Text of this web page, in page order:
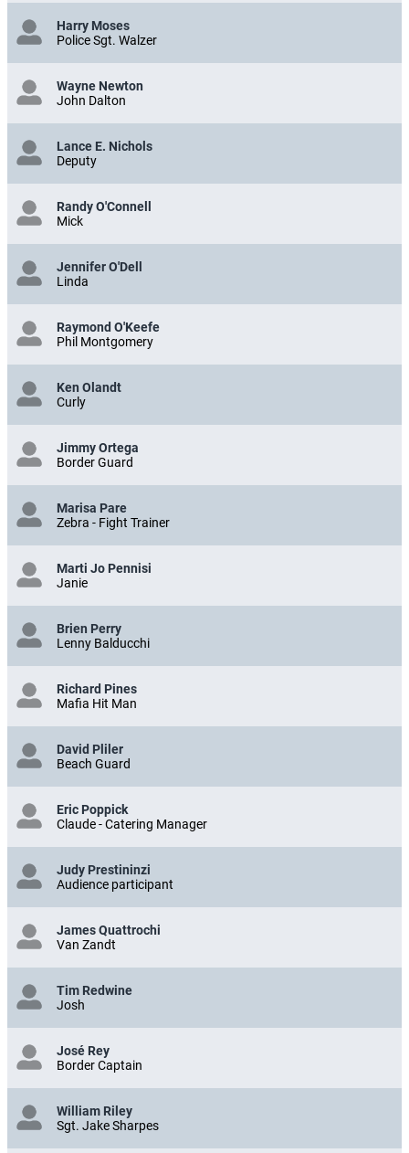
Harry Moses
Police Sgt. Walzer
Wayne Newton
John Dalton
Lance E. Nichols
Deputy
Randy O'Connell
Mick
Jennifer O'Dell
Linda
Raymond O'Keefe
Phil Montgomery
Ken Olandt
Curly
Jimmy Ortega
Border Guard
Marisa Pare
Zebra - Fight Trainer
Marti Jo Pennisi
Janie
Brien Perry
Lenny Balducchi
Richard Pines
Mafia Hit Man
David Pliler
Beach Guard
Eric Poppick
Claude - Catering Manager
Judy Prestininzi
Audience participant
James Quattrochi
Van Zandt
Tim Redwine
Josh
José Rey
Border Captain
William Riley
Sgt. Jake Sharpes